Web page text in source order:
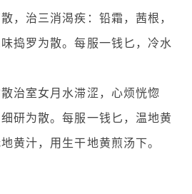
，治三消渴疾：铅霜，茜根，
捣罗为散。每服一钱匕，冷水
散治室女月水滞涩，心烦恍惚
研为散。每服一钱匕，温地黄
黄汁，用生干地黄煎汤下。